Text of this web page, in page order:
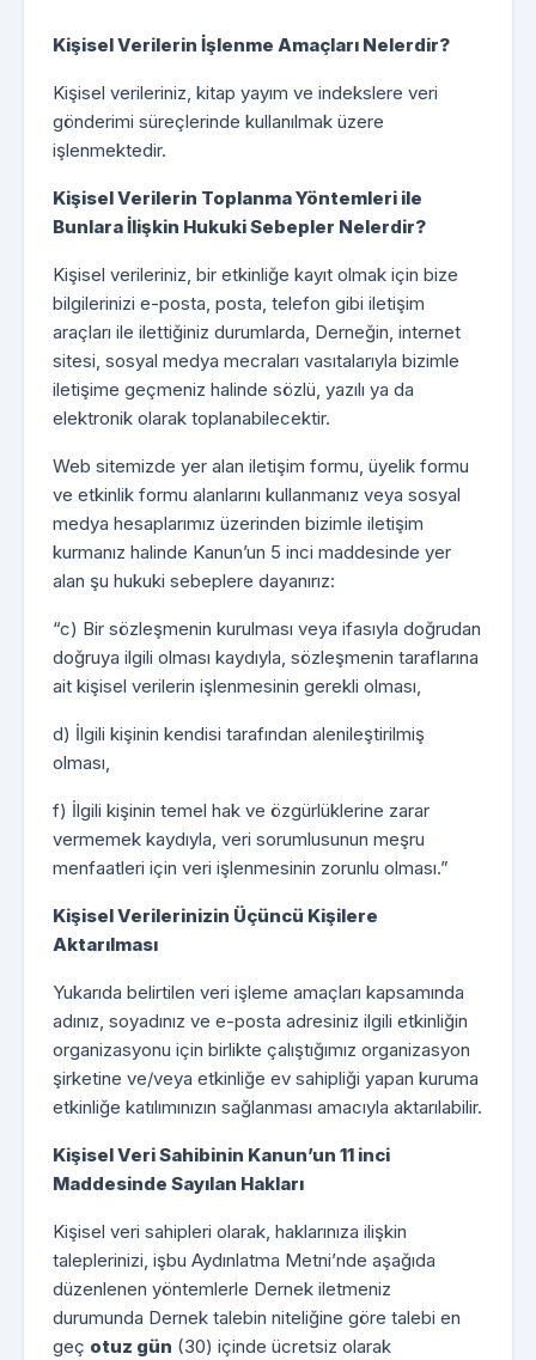
Kişisel Verilerin İşlenme Amaçları Nelerdir?
Kişisel verileriniz, kitap yayım ve indekslere veri
gönderimi süreçlerinde kullanılmak üzere
işlenmektedir.
Kişisel Verilerin Toplanma Yöntemleri ile
Bunlara İlişkin Hukuki Sebepler Nelerdir?
Kişisel verileriniz, bir etkinliğe kayıt olmak için bize
bilgilerinizi e-posta, posta, telefon gibi iletişim
araçları ile ilettiğiniz durumlarda, Derneğin, internet
sitesi, sosyal medya mecraları vasıtalarıyla bizimle
iletişime geçmeniz halinde sözlü, yazılı ya da
elektronik olarak toplanabilecektir.
Web sitemizde yer alan iletişim formu, üyelik formu
ve etkinlik formu alanlarını kullanmanız veya sosyal
medya hesaplarımız üzerinden bizimle iletişim
kurmanız halinde Kanun’un 5 inci maddesinde yer
alan şu hukuki sebeplere dayanırız:
“c) Bir sözleşmenin kurulması veya ifasıyla doğrudan
doğruya ilgili olması kaydıyla, sözleşmenin taraflarına
ait kişisel verilerin işlenmesinin gerekli olması,
d) İlgili kişinin kendisi tarafından alenileştirilmiş
olması,
f) İlgili kişinin temel hak ve özgürlüklerine zarar
vermemek kaydıyla, veri sorumlusunun meşru
menfaatleri için veri işlenmesinin zorunlu olması.”
Kişisel Verilerinizin Üçüncü Kişilere
Aktarılması
Yukarıda belirtilen veri işleme amaçları kapsamında
adınız, soyadınız ve e-posta adresiniz ilgili etkinliğin
organizasyonu için birlikte çalıştığımız organizasyon
şirketine ve/veya etkinliğe ev sahipliği yapan kuruma
etkinliğe katılımınızın sağlanması amacıyla aktarılabilir.
Kişisel Veri Sahibinin Kanun’un 11 inci
Maddesinde Sayılan Hakları
Kişisel veri sahipleri olarak, haklarınıza ilişkin
taleplerinizi, işbu Aydınlatma Metni’nde aşağıda
düzenlenen yöntemlerle Dernek iletmeniz
durumunda Dernek talebin niteliğine göre talebi en
geç otuz gün (30) içinde ücretsiz olarak